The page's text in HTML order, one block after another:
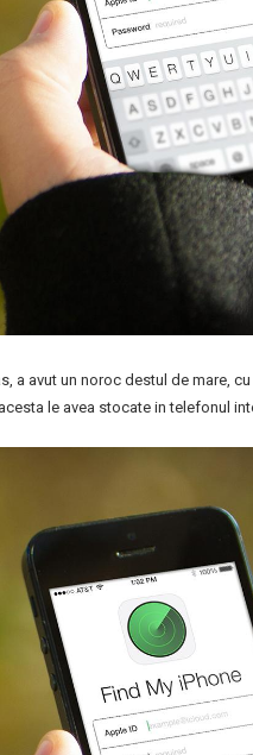
a avut un noroc destul de mare,
le avea stocate in telefonul